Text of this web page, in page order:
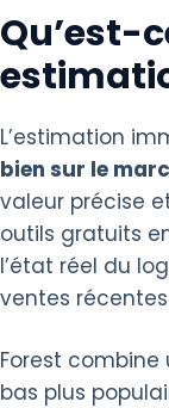
Qu’est-
L’estimation
bien sur le
valeur précise
outils gratuits
l’état réel du
ventes
Forest combine
bas plus